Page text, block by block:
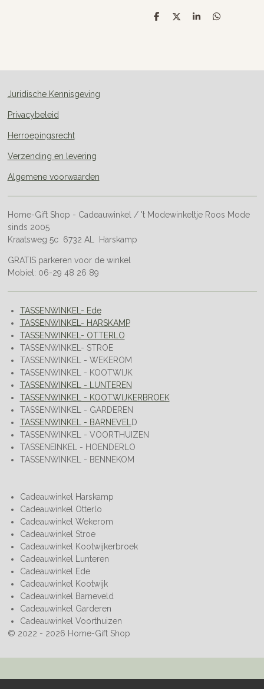
D
D
S
D
Juridische Kennisgeving
Privacybeleid
Herroepingsrecht
Verzending en levering
Algemene voorwaarden
Home-Gift Shop - Cadeauwinkel / 't Modewinkeltje Roos Mode
sinds 2005
Kraatsweg 5c 6732 AL Harskamp
GRATIS parkeren voor de winkel
Mobiel: 06-29 48 26 89
TASSENWINKEL- Ede
TASSENWINKEL- HARSKAMP
TASSENWINKEL- OTTERLO
TASSENWINKEL- STROE
TASSENWINKEL - WEKEROM
TASSENWINKEL - KOOTWIJK
TASSENWINKEL - LUNTEREN
TASSENWINKEL - KOOTWIJKERBROEK
TASSENWINKEL - GARDEREN
TASSENWINKEL - BARNEVEL
D
TASSENWINKEL - VOORTHUIZEN
TASSENEINKEL - HOENDERLO
TASSENWINKEL - BENNEKOM
Cadeauwinkel Harskamp
Cadeauwinkel Otterlo
Cadeauwinkel Wekerom
Cadeauwinkel Stroe
Cadeauwinkel Kootwijkerbroek
Cadeauwinkel Lunteren
Cadeauwinkel Ede
Cadeauwinkel Kootwijk
Cadeauwinkel Barneveld
Cadeauwinkel Garderen
Cadeauwinkel Voorthuizen
© 2022 - 2026 Home-Gift Shop